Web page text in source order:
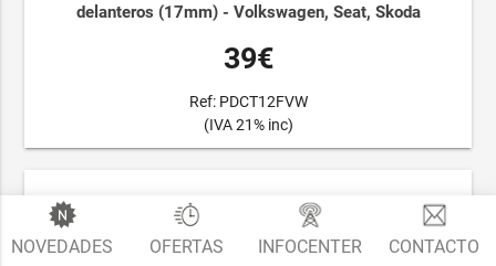
NOVEDADES OFERTAS INFOCENTER CONTACTO
delanteros (17mm) - Volkswagen, Seat, Skoda
39€
Ref: PDCT12FVW
(IVA 21% inc)